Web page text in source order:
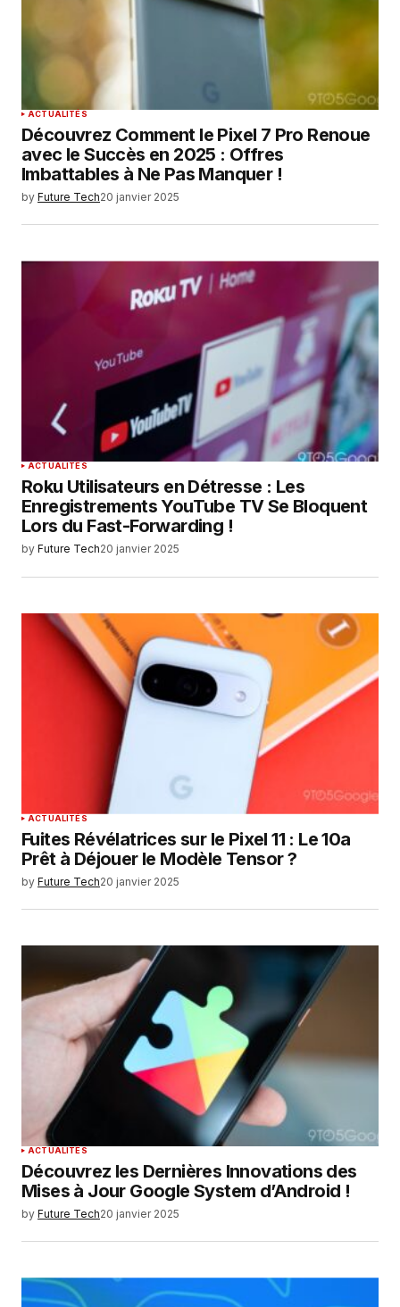
ACTUALITÉS
Découvrez Comment le Pixel 7 Pro Renoue
avec le Succès en 2025 : Offres
Imbattables à Ne Pas Manquer !
by Future Tech20 janvier 2025
ACTUALITÉS
Roku Utilisateurs en Détresse : Les
Enregistrements YouTube TV Se Bloquent
Lors du Fast-Forwarding !
by Future Tech20 janvier 2025
ACTUALITÉS
Fuites Révélatrices sur le Pixel 11 : Le 10a
Prêt à Déjouer le Modèle Tensor ?
by Future Tech20 janvier 2025
ACTUALITÉS
Découvrez les Dernières Innovations des
Mises à Jour Google System d’Android !
by Future Tech20 janvier 2025